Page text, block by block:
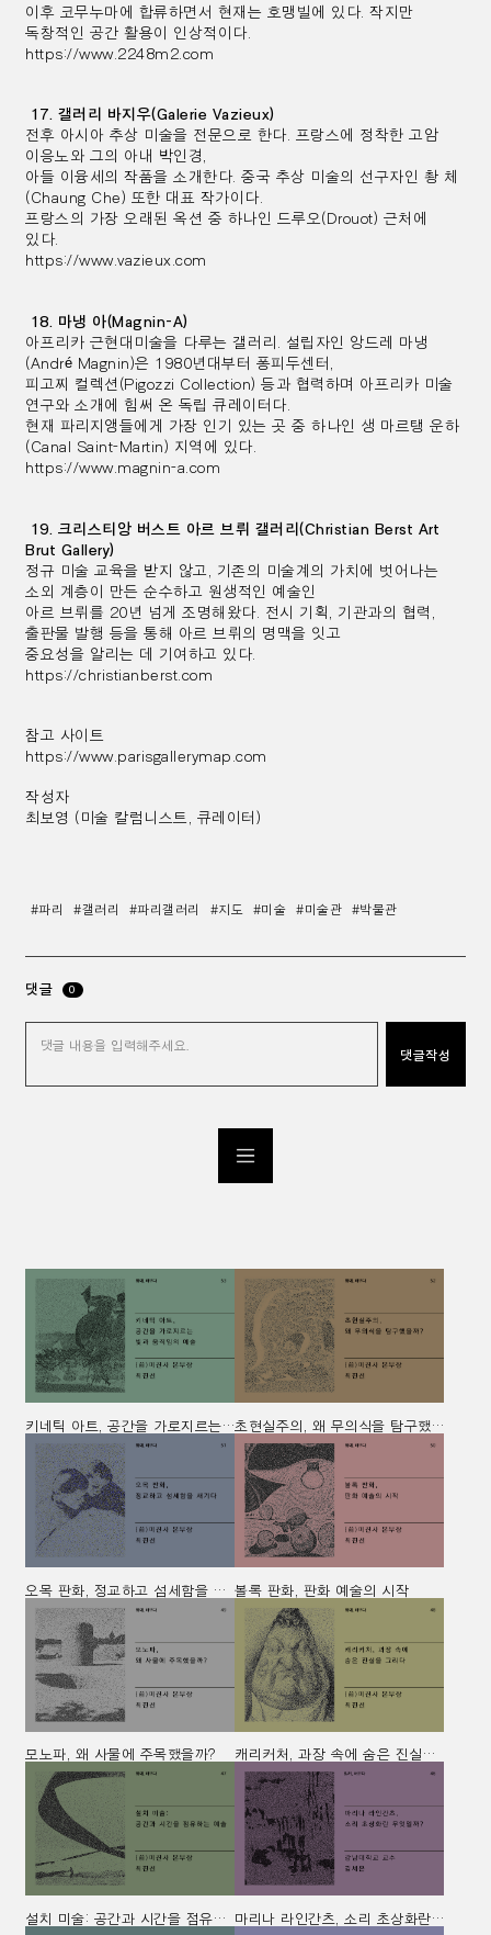
이후 코무누마에 합류하면서 현재는 호맹빌에 있다. 작지만
독창적인 공간 활용이 인상적이다.
https://www.2248m2.com
17. 갤러리 바지우(Galerie Vazieux)
전후 아시아 추상 미술을 전문으로 한다. 프랑스에 정착한 고암
이응노와 그의 아내 박인경,
아들 이융세의 작품을 소개한다.중국 추상 미술의 선구자인 촹 체
(Chaung Che) 또한 대표 작가이다.
프랑스의 가장 오래된 옥션 중 하나인 드루오(Drouot) 근처에
있다.
https://www.vazieux.com
18. 마냉 아(Magnin-A)
아프리카 근현대미술을 다루는 갤러리. 설립자인 앙드레 마냉
(André Magnin)은 1980년대부터 퐁피두센터,
피고찌 컬렉션(Pigozzi Collection) 등과 협력하며 아프리카 미술
연구와 소개에 힘써 온 독립 큐레이터다.
현재 파리지앵들에게 가장 인기 있는 곳 중 하나인 생 마르탱 운하
(Canal Saint-Martin) 지역에 있다.
https://www.magnin-a.com
19. 크리스티앙 버스트 아르 브뤼 갤러리(Christian Berst Art
Brut Gallery)
정규 미술 교육을 받지 않고, 기존의 미술계의 가치에 벗어나는
소외 계층이 만든 순수하고 원생적인 예술인
아르 브뤼를 20년 넘게 조명해왔다. 전시 기획, 기관과의 협력,
출판물 발행 등을 통해 아르 브뤼의 명맥을 잇고
중요성을 알리는 데 기여하고 있다.
https://christianberst.com
참고 사이트
https://www.parisgallerymap.com
작성자
최보영 (미술 칼럼니스트, 큐레이터)
#파리 #갤러리 #파리갤러리 #지도 #미술 #미술관 #박물관
댓글 0
키네틱 아트, 공간을 가로지르는 빛과 움직임의 예술 초현실주의, 왜 무의식을 탐구했을까?
오목 판화, 정교하고 섬세함을 새기다 볼록 판화, 판화 예술의 시작
모노파, 왜 사물에 주목했을까? 캐리커처, 과장 속에 숨은 진실을 그리다
설치 미술: 공간과 시간을 점유하는 예술 마리나 라인간츠, 소리 초상화란 무엇일까?